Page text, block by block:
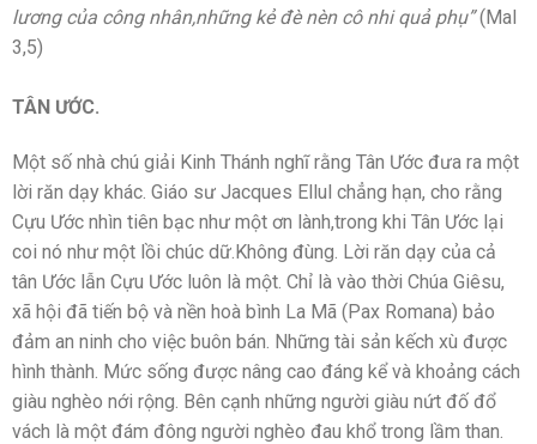
lương của công nhân,những kẻ đè nèn cô nhi quả phụ”(Mal
3,5)
TÂN ƯỚC.
Một số nhà chú giải Kinh Thánh nghĩ rằng Tân Ước đưa ra một
lời răn dạy khác. Giáo sư Jacques Ellul chẳng hạn, cho rằng
Cựu Ước nhìn tiên bạc như một ơn lành,trong khi Tân Ước lại
coi nó như một lồi chúc dữ.Không đùng. Lời răn dạy của cả
tân Ước lẫn Cựu Ước luôn là một. Chỉ là vào thời Chúa Giêsu,
xã hội đã tiến bộ và nền hoà bình La Mã (Pax Romana) bảo
đảm an ninh cho việc buôn bán. Những tài sản kếch xù được
hình thành. Mức sống được nâng cao đáng kể và khoảng cách
giàu nghèo nới rộng. Bên cạnh những người giàu nứt đố đổ
vách là một đám đông người nghèo đau khổ trong lầm than.